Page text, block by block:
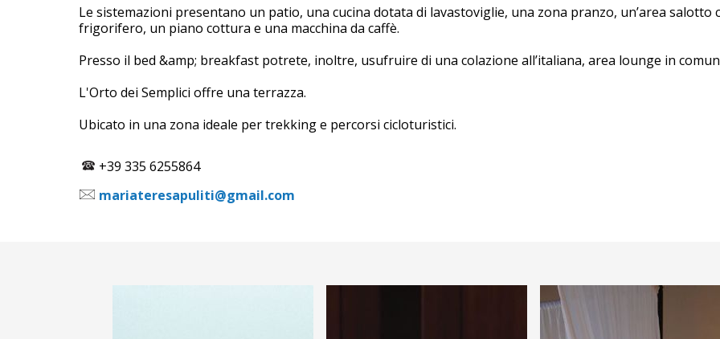
Le sistemazioni presentano un patio, una cucina dotata di lavastoviglie, una zona pranzo, un’area
frigorifero, un piano cottura e una macchina da caffè.
Presso il bed &amp; breakfast potrete, inoltre, usufruire di una colazione all’italiana, area lounge in
L'Orto dei Semplici offre una terrazza.
Ubicato in una zona ideale per trekking e percorsi cicloturistici.
+39 335 6255864
mariateresapuliti@gmail.com